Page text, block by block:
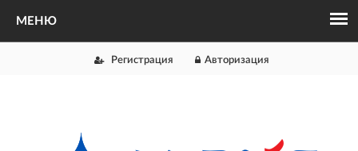
Регистрация Авторизация